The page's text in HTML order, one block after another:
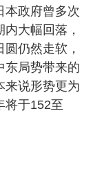
本政府曾多次
大幅回落，
仍然走软，
东局势带来的
来说形势更为
将于152至